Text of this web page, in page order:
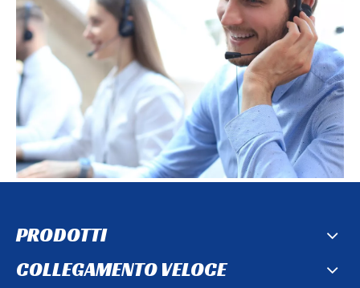
PRODOTTI
COLLEGAMENTO VELOCE